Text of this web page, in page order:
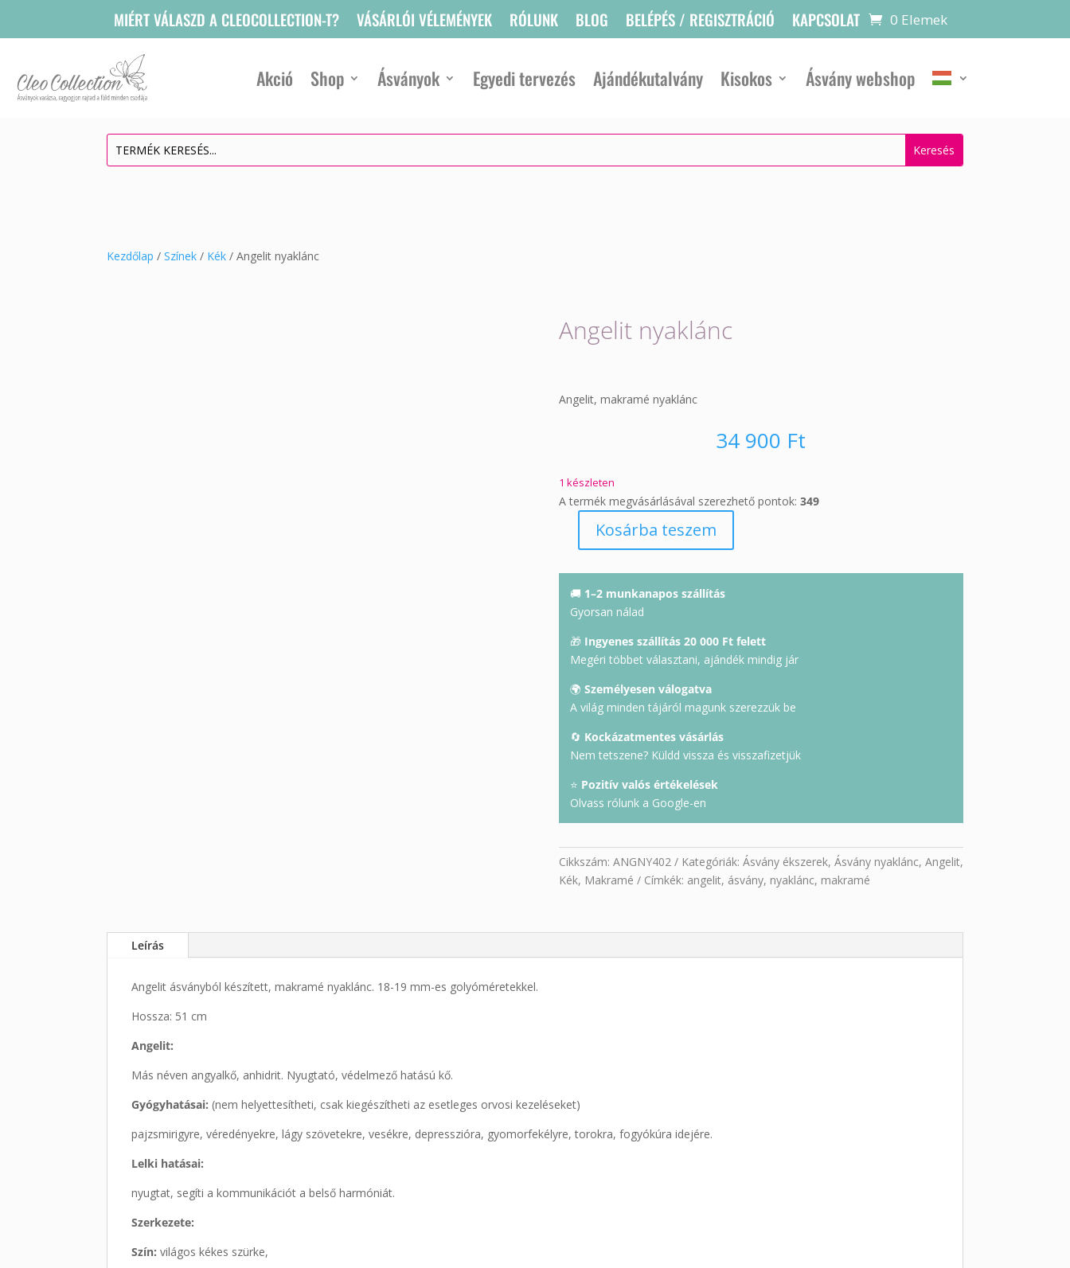
MIÉRT VÁLASZD A CLEOCOLLECTION-T? VÁSÁRLÓI VÉLEMÉNYEK RÓLUNK BLOG BELÉPÉS / REGISZTRÁCIÓ KAPCSOLAT 0 Elemek
Akció Shop Ásványok Egyedi tervezés Ajándékutalvány Kisokos Ásvány webshop
Kezdőlap /Színek / Kék / Angelit nyaklánc
Angelit nyaklánc
Angelit, makramé nyaklánc
34 900 Ft
1 készleten
A termék megvásárlásával szerezhető pontok: 349
mennyiség
Kosárba teszem
🚚 1–2 munkanapos szállítás
Gyorsan nálad
🎁 Ingyenes szállítás 20 000 Ft felett
Megéri többet választani, ajándék mindig jár
🌍 Személyesen válogatva
A világ minden tájáról magunk szerezzük be
🔄 Kockázatmentes vásárlás
Nem tetszene? Küldd vissza és visszafizetjük
⭐ Pozitív valós értékelések
Olvass rólunk a Google-en
Cikkszám: ANGNY402 Kategóriák: Ásvány ékszerek, Ásvány nyaklánc, Angelit,
Kék, Makramé Címkék: angelit, ásvány, nyaklánc, makramé
Leírás
Angelit ásványból készített, makramé nyaklánc. 18-19 mm-es golyóméretekkel.
Hossza: 51 cm
Angelit:
Más néven angyalkő, anhidrit. Nyugtató, védelmező hatású kő.
Gyógyhatásai: (nem helyettesítheti, csak kiegészítheti az esetleges orvosi kezeléseket)
pajzsmirigyre, véredényekre, lágy szövetekre, vesékre, depresszióra, gyomorfekélyre, torokra, fogyókúra idejére.
Lelki hatásai:
nyugtat, segíti a kommunikációt a belső harmóniát.
Szerkezete:
Szín: világos kékes szürke,